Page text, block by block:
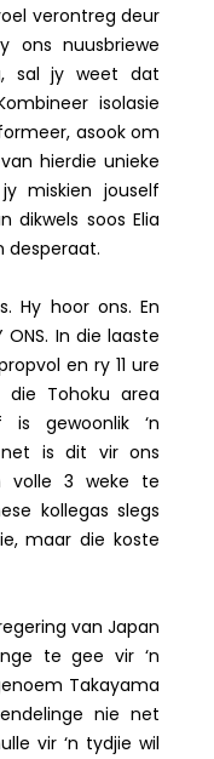
verontreg deur
ons nuusbriewe
sal jy weet dat
isolasie
asook om
hierdie unieke
miskien jouself
dikwels soos Elia
desperaat.
Hy hoor ons. En
ONS. In die laaste
en ry 11 ure
die Tohoku area
is gewoonlik ‘n
net is dit vir ons
volle 3 weke te
kollegas slegs
maar die koste
van Japan
te gee vir ‘n
Takayama
nie net
vir ‘n tydjie wil